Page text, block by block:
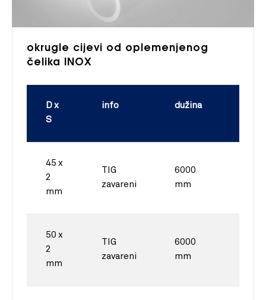
okrugle cijevi od oplemenjenog
čelika INOX
D x
S
info dužina
45 x
2
mm
TIG
zavareni
6000
mm
50 x
2
mm
TIG
zavareni
6000
mm